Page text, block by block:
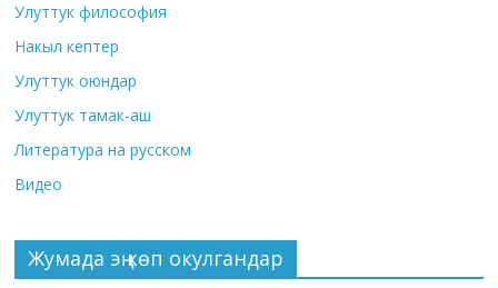
Улуттук философия
Накыл кептер
Улуттук оюндар
Улуттук тамак-аш
Литература на русском
Видео
Жумада эң көп окулгандар